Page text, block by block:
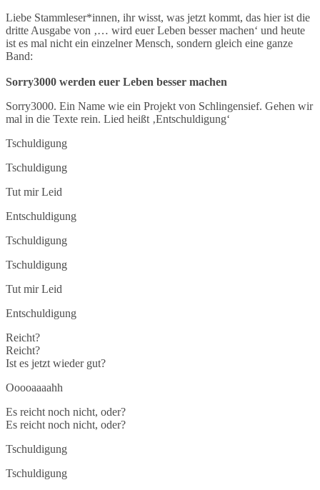
Liebe Stammleser*innen, ihr wisst, was jetzt kommt, das hier ist die
dritte Ausgabe von ‚… wird euer Leben besser machen‘ und heute
ist es mal nicht ein einzelner Mensch, sondern gleich eine ganze
Band:
Sorry3000 werden euer Leben besser machen
Sorry3000. Ein Name wie ein Projekt von Schlingensief. Gehen wir
mal in die Texte rein. Lied heißt ‚Entschuldigung‘
Tschuldigung
Tschuldigung
Tut mir Leid
Entschuldigung
Tschuldigung
Tschuldigung
Tut mir Leid
Entschuldigung
Reicht?
Reicht?
Ist es jetzt wieder gut?
Ooooaaaahh
Es reicht noch nicht, oder?
Es reicht noch nicht, oder?
Tschuldigung
Tschuldigung